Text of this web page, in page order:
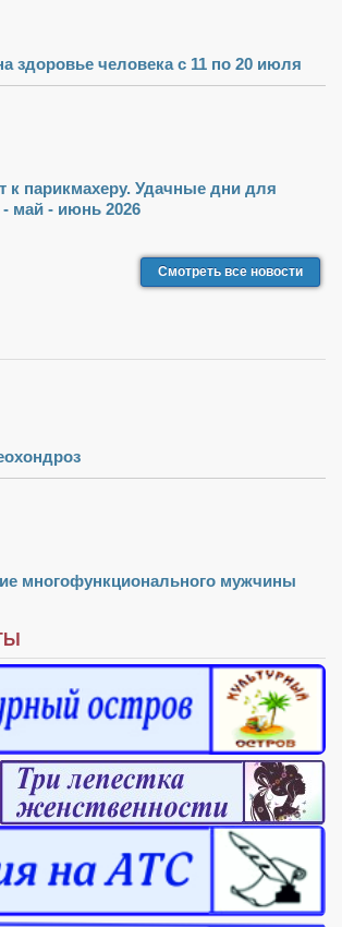
здоровье человека с 11 по 20 июля
к парикмахеру. Удачные дни для
май - июнь 2026
Смотреть все новости
многофункционального мужчины